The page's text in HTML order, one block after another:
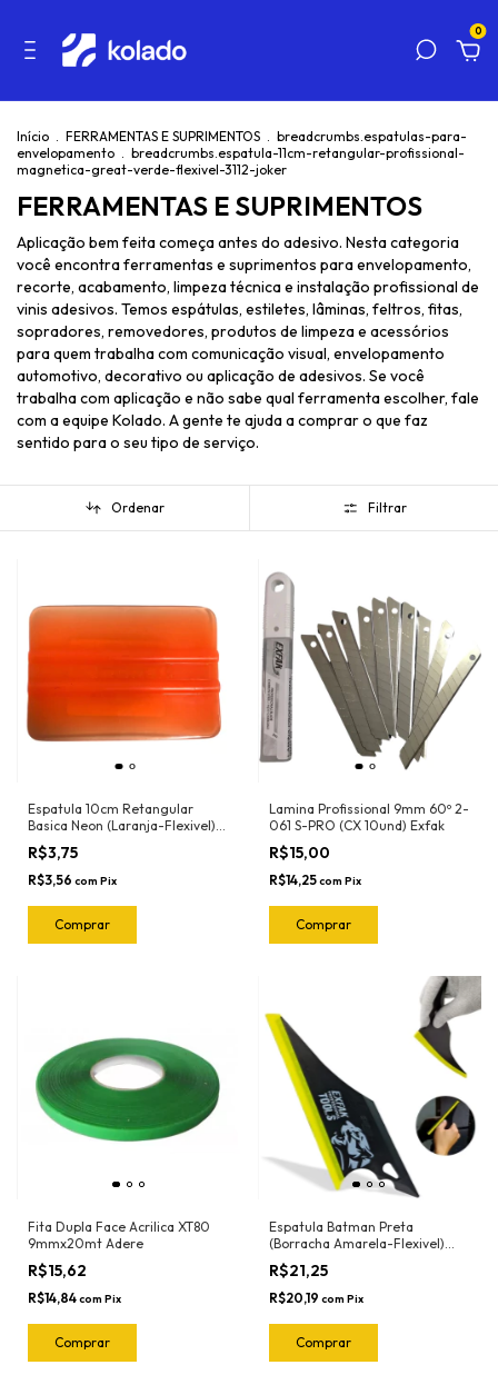
0
Início . FERRAMENTAS E SUPRIMENTOS . breadcrumbs.espatulas-para-
envelopamento . breadcrumbs.espatula-11cm-retangular-profissional-
magnetica-great-verde-flexivel-3112-joker
FERRAMENTAS E SUPRIMENTOS
Aplicação bem feita começa antes do adesivo. Nesta categoria
você encontra ferramentas e suprimentos para envelopamento,
recorte, acabamento, limpeza técnica e instalação profissional de
vinis adesivos. Temos espátulas, estiletes, lâminas, feltros, fitas,
sopradores, removedores, produtos de limpeza e acessórios
para quem trabalha com comunicação visual, envelopamento
automotivo, decorativo ou aplicação de adesivos. Se você
trabalha com aplicação e não sabe qual ferramenta escolher, fale
com a equipe Kolado. A gente te ajuda a comprar o que faz
sentido para o seu tipo de serviço.
Ordenar Filtrar
Espatula 10cm Retangular
Basica Neon (Laranja-Flexivel)
3030LN Ronek
R$3,75
R$3,56 com Pix
Lamina Profissional 9mm 60º 2-
061 S-PRO (CX 10und) Exfak
R$15,00
R$14,25com Pix
Fita Dupla Face Acrilica XT80
9mmx20mt Adere
R$15,62
R$14,84com Pix
Espatula Batman Preta
(Borracha Amarela-Flexivel)
50-2030 Exfak
R$21,25
R$20,19 com Pix